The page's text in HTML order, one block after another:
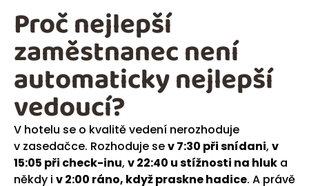
V hotelu se o kvalitě vedení nerozhoduje
v zasedačce. Rozhoduje sev 7:30 při snídani, v
15:05 při check-inu, v 22:40 u stížnosti na hluk a
někdy i v 2:00 ráno, když praskne hadice. A právě
Proč nejlepší
zaměstnanec není
automaticky nejlepší
vedoucí?